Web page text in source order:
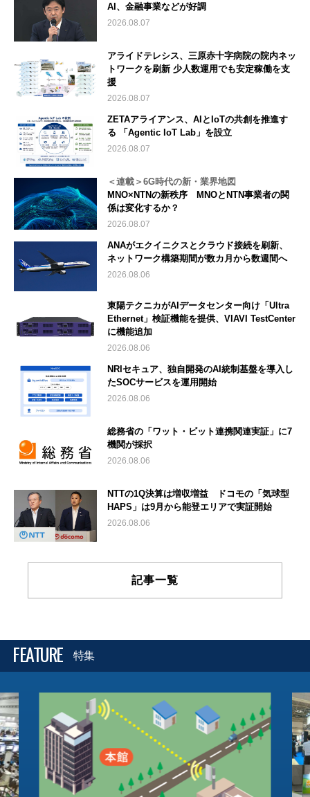
AI、金融事業などが好調
2026.08.07
アライドテレシス、三原赤十字病院の院内ネッ
トワークを刷新 少人数運用でも安定稼働を支
援
2026.08.07
ZETAアライアンス、AIとIoTの共創を推進す
る 「Agentic IoT Lab」を設立
2026.08.07
＜連載＞6G時代の新・業界地図
MNO×NTNの新秩序 MNOとNTN事業者の関
係は変化するか？
2026.08.07
ANAがエクイニクスとクラウド接続を刷新、
ネットワーク構築期間が数カ月から数週間へ
2026.08.06
東陽テクニカがAIデータセンター向け「Ultra
Ethernet」検証機能を提供、VIAVI TestCenter
に機能追加
2026.08.06
NRIセキュア、独自開発のAI統制基盤を導入し
たSOCサービスを運用開始
2026.08.06
総務省の「ワット・ビット連携関連実証」に7
機関が採択
2026.08.06
NTTの1Q決算は増収増益 ドコモの「気球型
HAPS」は9月から能登エリアで実証開始
2026.08.06
記事一覧
FEATURE 特集